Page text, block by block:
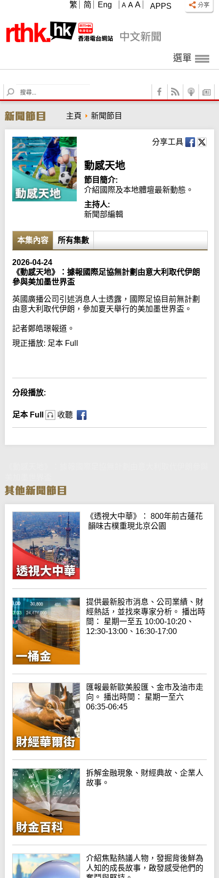
APPS
A A A
繁 简 Eng
選單
S
e
r
c
h
主頁 新聞節目
分享工具
動感天地
節目簡介:
介紹國際及本地體壇最新動態。
主持人:
新聞部編輯
本集內容 所有集數
2026-04-24
《動感天地》：據報國際足協無計劃由意大利取代伊朗
參與美加墨世界盃
英國廣播公司引述消息人士透露，國際足協目前無計劃
由意大利取代伊朗，參加夏天舉行的美加墨世界盃。
記者鄭皓璟報道。
現正播放: 足本 Full
分段播放:
足本 Full 收聽
《透視大中華》： 800年前古蓮花
韻味古樸重現北京公園
提供最新股市消息、公司業績、財
經熱話，並找來專家分析。 播出時
間： 星期一至五 10:00-10:20、
12:30-13:00、16:30-17:00
匯報最新歐美股匯、金市及油市走
向。 播出時間： 星期一至六
06:35-06:45
拆解金融現象、財經典故、企業人
故事。
介紹焦點熱議人物，發掘背後鮮為
人知的成長故事，啟發感受他們的